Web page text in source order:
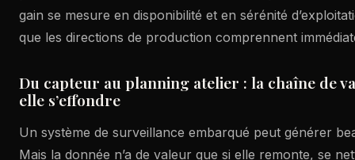
gain se mesure en disponibilité et en sérénité
que les directions de production comprennent
Du capteur au planning atelier : la chaîne de
elle s’effondre
Un système de surveillance embarqué peut générer
Mais la donnée n’a de valeur que si elle remonte, se